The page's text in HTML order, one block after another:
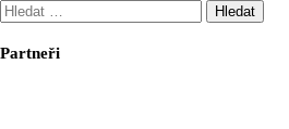
Vyhledávání
Partneři